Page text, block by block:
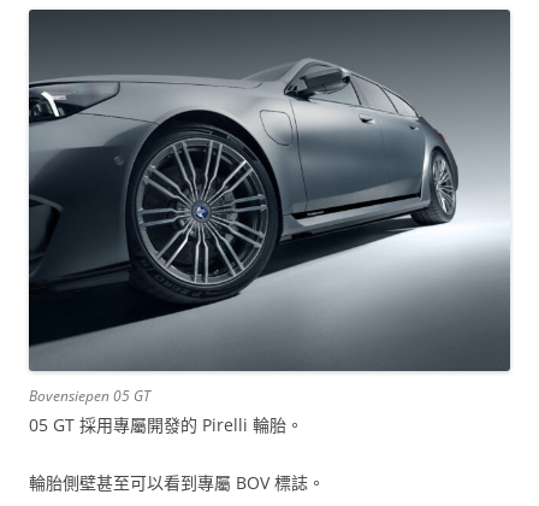
Bovensiepen 05 GT
05 GT 採用專屬開發的 Pirelli 輪胎。
輪胎側壁甚至可以看到專屬 BOV 標誌。